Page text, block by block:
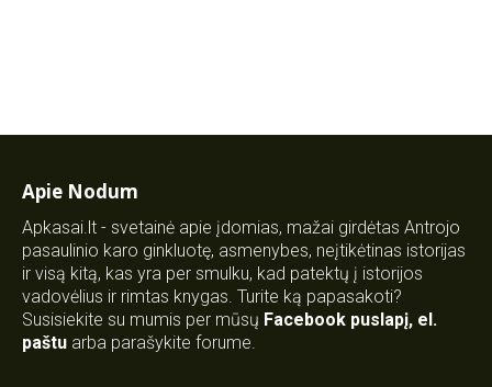
Apie Nodum
Apkasai.lt - svetainė apie įdomias, mažai girdėtas Antrojo
pasaulinio karo ginkluotę, asmenybes, neįtikėtinas istorijas
ir visą kitą, kas yra per smulku, kad patektų į istorijos
vadovėlius ir rimtas knygas. Turite ką papasakoti?
Susisiekite su mumis per mūsų Facebook puslapį, el.
paštu arba parašykite forume.